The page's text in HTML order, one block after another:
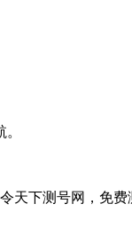
天下测号网，免费